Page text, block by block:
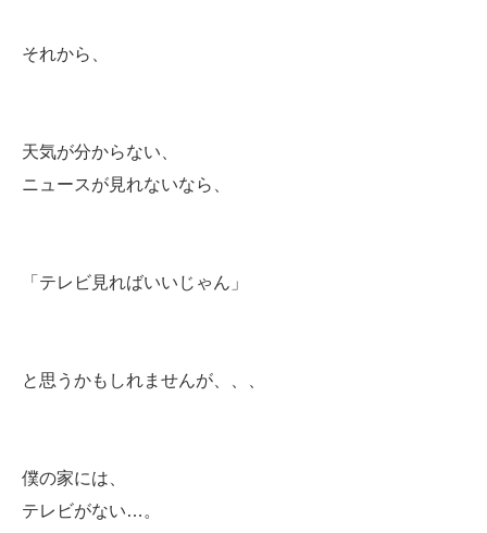
それから、
天気が分からない、
ニュースが見れないなら、
「テレビ見ればいいじゃん」
と思うかもしれませんが、、、
僕の家には、
テレビがない…。